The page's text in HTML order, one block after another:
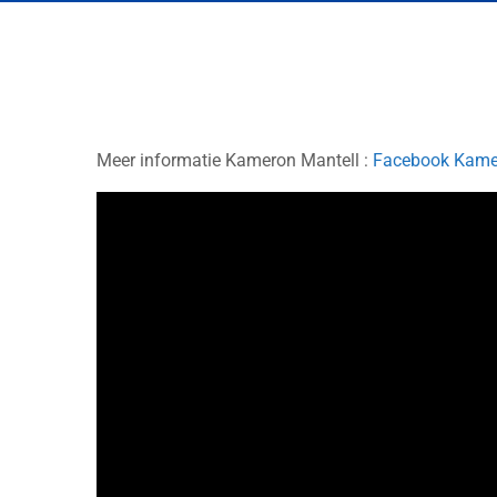
Meer informatie Kameron Mantell : Facebook